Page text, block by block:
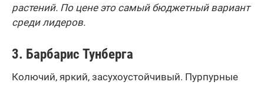
растений. По цене это самый бюджетный вариант
среди лидеров.
3. Барбарис Тунберга
Колючий, яркий, засухоустойчивый. Пурпурные